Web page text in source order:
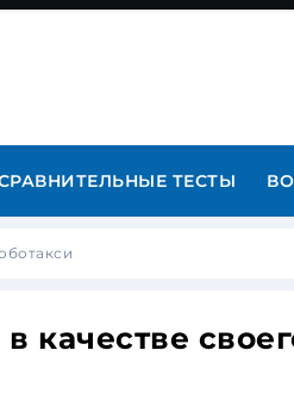
ТЕСТЫ
качестве